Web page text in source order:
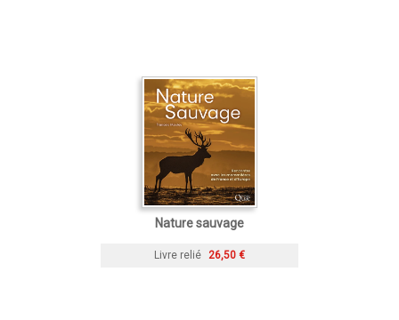
Nature sauvage
Livre relié 26,50 €